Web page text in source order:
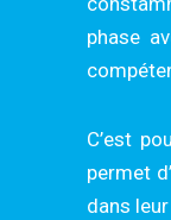
phase
C’est
permet
dans